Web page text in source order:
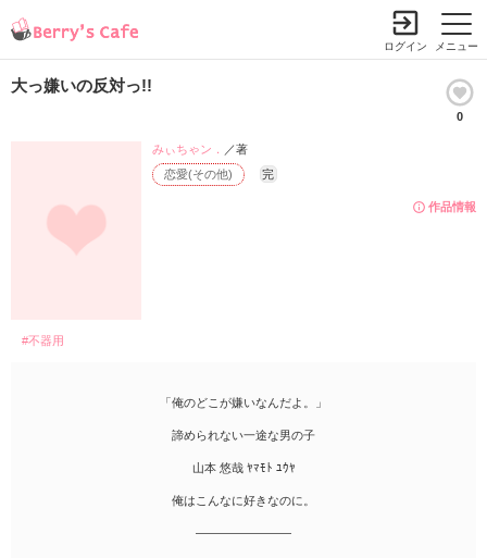
メニュー
ログイン
大っ嫌いの反対っ!!
0
作品情報
恋愛(その他) 完
みぃちゃン． ／著
#不器用
「俺のどこが嫌いなんだよ。」
諦められない一途な男の子
山本 悠哉 ﾔﾏﾓﾄ ﾕｳﾔ
俺はこんなに好きなのに。
――――――――